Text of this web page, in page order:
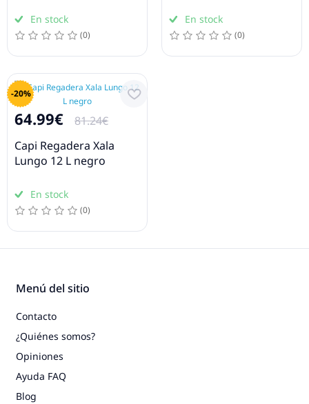
En stock
(0)
En stock
(0)
-20%
64.99€
81.24€
Capi Regadera Xala
Lungo 12 L negro
En stock
(0)
Menú del sitio
Contacto
¿Quiénes somos?
Opiniones
Ayuda FAQ
Blog